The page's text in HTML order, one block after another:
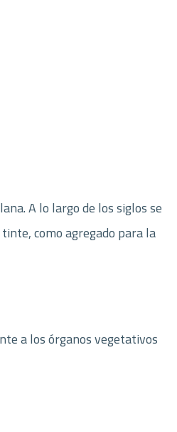
A lo largo de los siglos se
como agregado para la
a los órganos vegetativos